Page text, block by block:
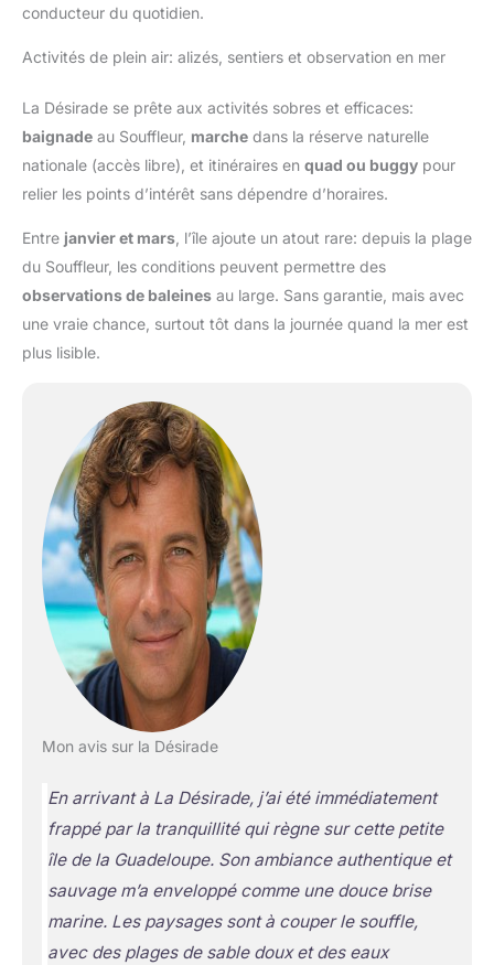
conducteur du quotidien.
Activités de plein air: alizés, sentiers et observation en mer
La Désirade se prête aux activités sobres et efficaces:
baignade au Souffleur, marche dans la réserve naturelle
nationale (accès libre), et itinéraires en quad ou buggy pour
relier les points d’intérêt sans dépendre d’horaires.
Entre janvier et mars , l’île ajoute un atout rare: depuis la plage
du Souffleur, les conditions peuvent permettre des
observations de baleines au large. Sans garantie, mais avec
une vraie chance, surtout tôt dans la journée quand la mer est
plus lisible.
Mon avis sur la Désirade
En arrivant à La Désirade, j’ai été immédiatement
frappé par la tranquillité qui règne sur cette petite
île de la Guadeloupe. Son ambiance authentique et
sauvage m’a enveloppé comme une douce brise
marine. Les paysages sont à couper le souffle,
avec des plages de sable doux et des eaux